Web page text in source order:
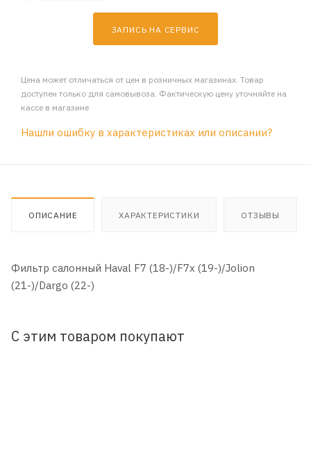
ЗАПИСЬ НА СЕРВИС
Цена может отличаться от цен в розничных магазинах. Товар
доступен только для самовывоза. Фактическую цену уточняйте на
кассе в магазине
Нашли ошибку в характеристиках или описании?
ОПИСАНИЕ ХАРАКТЕРИСТИКИ ОТЗЫВЫ
Фильтр салонный Haval F7 (18-)/F7x (19-)/Jolion
(21-)/Dargo (22-)
С этим товаром покупают